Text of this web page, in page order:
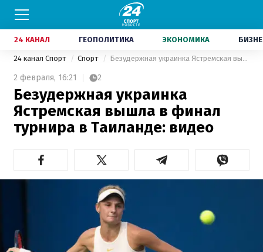
24 КАНАЛ ГЕОПОЛИТИКА ЭКОНОМИКА
24 канал Спорт Спорт Безудержная украинка Ястремская вышла в финал турнира в Таиланде: видео
2 февраля, 16:21 2
Безудержная украинка
Ястремская вышла в финал
турнира в Таиланде: видео